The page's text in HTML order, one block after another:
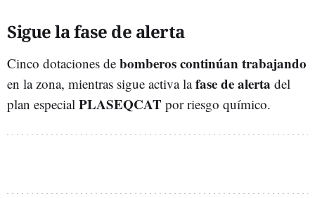
Sigue la fase de alerta
Cinco dotaciones de bomberos continúan trabajando
en la zona, mientras sigue activa lafase de alerta del
plan especial PLASEQCAT por riesgo químico.